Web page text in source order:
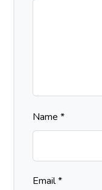
Name*
Email*